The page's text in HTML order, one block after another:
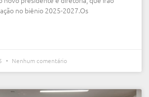
no biênio 2025-2027.Os
Nenhum comentário